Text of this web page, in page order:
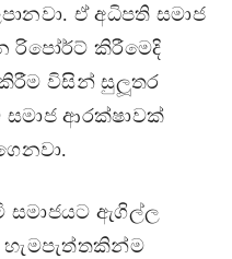
ඒ අධිපති සමාජ
රිපෝර්ට් කිරීමෙදි
විසින් සුලූතර
සමාජ ආරක්ෂාවක්
සමාජයට ඇගිල්ල